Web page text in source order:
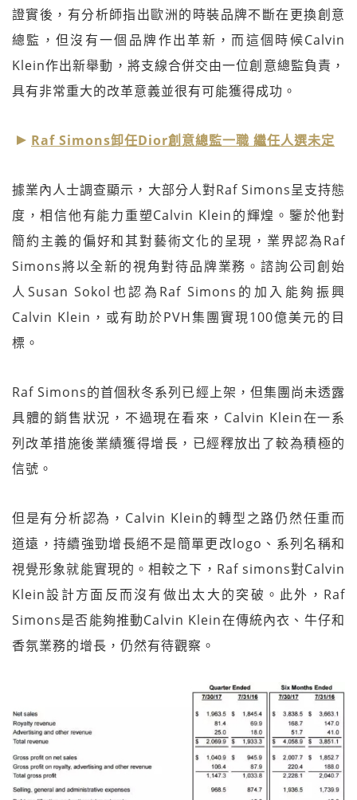
證實後，有分析師指出歐洲的時裝品牌不斷在更換創意
總監，但沒有一個品牌作出革新，而這個時候Calvin
Klein作出新舉動，將支線合併交由一位創意總監負責，
具有非常重大的改革意義並很有可能獲得成功。
Raf Simons卸任Dior創意總監一職 繼任人選未定
據業內人士調查顯示，大部分人對Raf Simons呈支持態
度，相信他有能力重塑Calvin Klein的輝煌。鑒於他對
簡約主義的偏好和其對藝術文化的呈現，業界認為Raf
Simons將以全新的視角對待品牌業務。諮詢公司創始
人Susan Sokol也認為Raf Simons的加入能夠振興
Calvin Klein，或有助於PVH集團實現100億美元的目
標。
Raf Simons的首個秋冬系列已經上架，但集團尚未透露
具體的銷售狀況，不過現在看來，Calvin Klein在一系
列改革措施後業績獲得增長，已經釋放出了較為積極的
信號。
但是有分析認為，Calvin Klein的轉型之路仍然任重而
道遠，持續強勁增長絕不是簡單更改logo、系列名稱和
視覺形象就能實現的。相較之下，Raf simons對Calvin
Klein設計方面反而沒有做出太大的突破。此外，Raf
Simons是否能夠推動Calvin Klein在傳統內衣、牛仔和
香氛業務的增長，仍然有待觀察。